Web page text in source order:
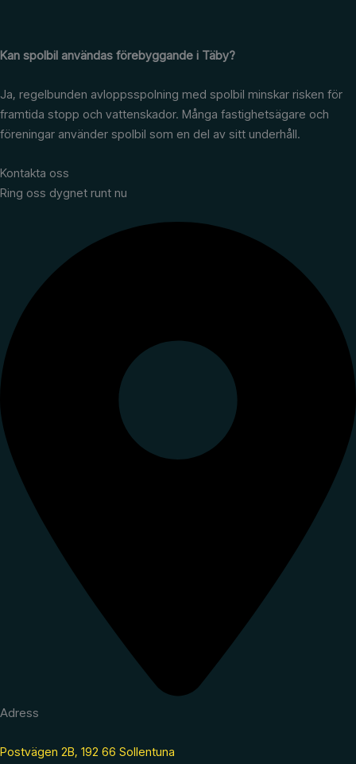
Kan spolbil användas förebyggande i Täby?
Ja, regelbunden avloppsspolning med spolbil minskar risken för
framtida stopp och vattenskador. Många fastighetsägare och
föreningar använder spolbil som en del av sitt underhåll.
Kontakta oss
Ring oss dygnet runt nu
Adress
Postvägen 2B, 192 66 Sollentuna